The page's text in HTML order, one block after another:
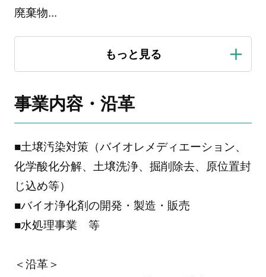
廃棄物...
事業内容・沿革
■土壌汚染対策（バイオレメディエーション、
化学酸化分解、土壌洗浄、掘削除去、原位置封
じ込め等）
■バイオ浄化剤の開発・製造・販売
■水処理事業 等
＜沿革＞